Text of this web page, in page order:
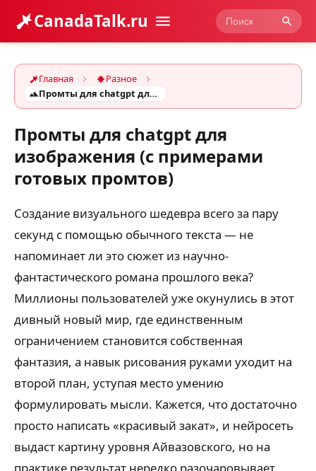
CanadaTalk.ru
Главная
Разное
Промты для chatgpt для изображения (с примерами готовых промтов)
Промты для chatgpt для
изображения (с примерами
готовых промтов)
Создание визуального шедевра всего за пару
секунд с помощью обычного текста — не
напоминает ли это сюжет из научно-
фантастического романа прошлого века?
Миллионы пользователей уже окунулись в этот
дивный новый мир, где единственным
ограничением становится собственная
фантазия, а навык рисования руками уходит на
второй план, уступая место умению
формулировать мысли. Кажется, что достаточно
просто написать «красивый закат», и нейросеть
выдаст картину уровня Айвазовского, но на